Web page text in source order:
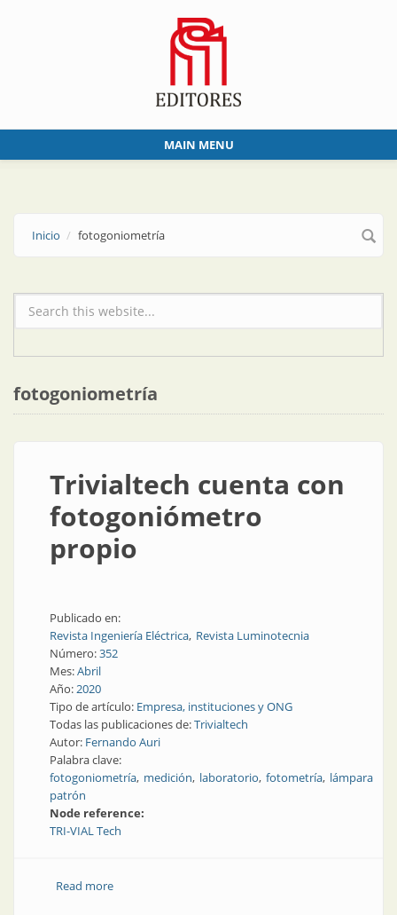
MAIN MENU
Inicio fotogoniometría
Formulario de búsqueda
fotogoniometría
Trivialtech cuenta con
fotogoniómetro
propio
Publicado en:
Revista Ingeniería Eléctrica Revista Luminotecnia
Número:352
Mes:Abril
Año:2020
Tipo de artículo: Empresa, instituciones y ONG
Todas las publicaciones de:Trivialtech
Autor: Fernando Auri
Palabra clave:
fotogoniometría medición laboratorio fotometría lámpara
patrón
Node reference:
TRI-VIAL Tech
Read moreabout Trivialtech cuenta con fotogoniómetro propio